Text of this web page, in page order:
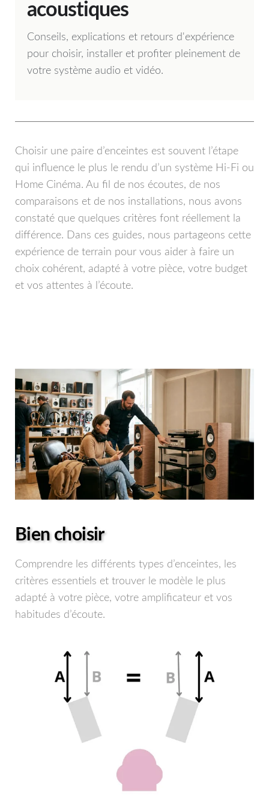
acoustiques
Conseils, explications et retours d'expérience
pour choisir, installer et profiter pleinement de
votre système audio et vidéo.
Choisir une paire d’enceintes est souvent l’étape
qui influence le plus le rendu d’un système Hi-Fi ou
Home Cinéma. Au fil de nos écoutes, de nos
comparaisons et de nos installations, nous avons
constaté que quelques critères font réellement la
différence. Dans ces guides, nous partageons cette
expérience de terrain pour vous aider à faire un
choix cohérent, adapté à votre pièce, votre budget
et vos attentes à l’écoute.
Bien choisir
Comprendre les différents types d’enceintes, les
critères essentiels et trouver le modèle le plus
adapté à votre pièce, votre amplificateur et vos
habitudes d’écoute.